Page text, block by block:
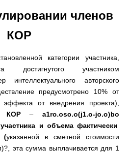
членов
КОР
категории участника
достигнутого участником
интеллектуального авторского
предусмотрено 10%от
эффекта от внедрения проекта),
КОР– a1ro.oso.o(j1.o-jo.o)bo
и объема фактически
(указанной в сметной стоимости
)?, эта сумма выплачивается для 1